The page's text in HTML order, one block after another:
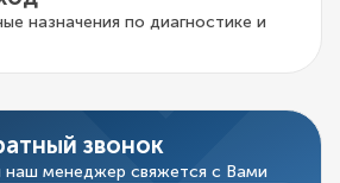
назначения по диагностике и
звонок
наш менеджер свяжется с Вами